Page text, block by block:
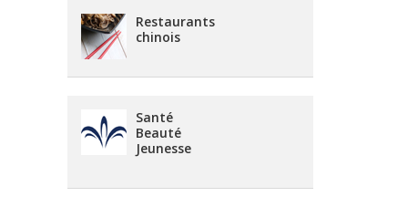
Restaurants
chinois
Santé
Beauté
Jeunesse